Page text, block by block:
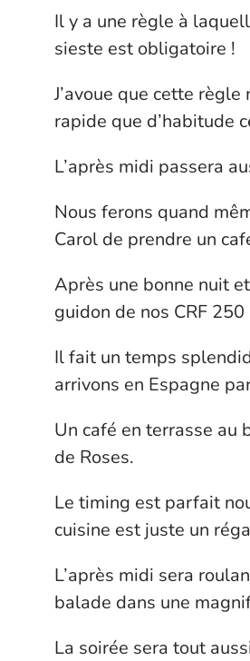
Il y a une règle à
sieste est obligatoire !
J’avoue que cette
rapide que d’habitude
L’après midi passera
Nous ferons quand
Carol de prendre un
Après une bonne nuit
guidon de nos CRF 250
Il fait un temps
arrivons en Espagne
Un café en terrasse au
de Roses.
Le timing est parfait
cuisine est juste un
L’après midi sera
balade dans une
La soirée sera tout